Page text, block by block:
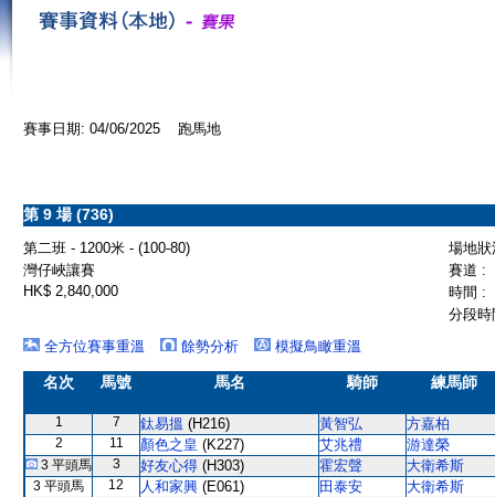
賽事日期: 04/06/2025 跑馬地
第 9 場 (736)
第二班 - 1200米 - (100-80)
場地
灣仔峽讓賽
賽道 :
HK$ 2,840,000
時間 :
分段
全方位賽事重溫
餘勢分析 模擬鳥瞰重溫
名次 馬號 馬名 騎師 練馬師
1 7 鈦易搵 (H216) 黃智弘 方嘉柏
2 11 顏色之皇 (K227) 艾兆禮 游達榮
3 平頭馬 3 好友心得 (H303) 霍宏聲 大衛希斯
3 平頭馬 12 人和家興 (E061) 田泰安 大衛希斯